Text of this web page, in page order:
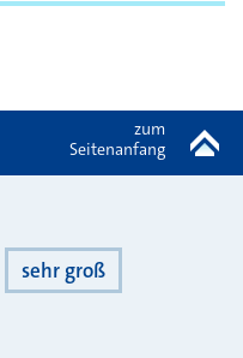
zum
Seitenanfang
sehr groß